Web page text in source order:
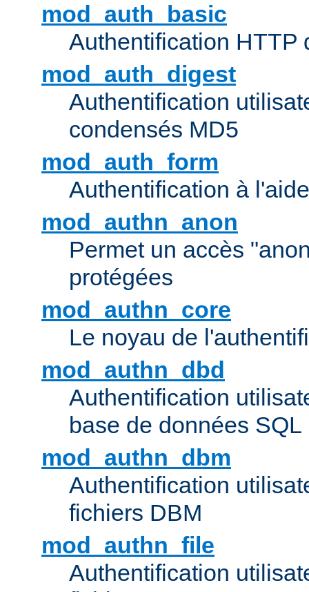
mod_auth_basic
Authentification HTTP
mod_auth_digest
Authentification
condensés MD5
mod_auth_form
Authentification à
mod_authn_anon
Permet un accès
protégées
mod_authn_core
Le noyau de
mod_authn_dbd
Authentification
base de données SQL
mod_authn_dbm
Authentification
fichiers DBM
mod_authn_file
Authentification